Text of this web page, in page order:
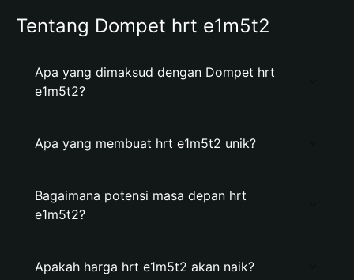
Tentang Dompet hrt e1m5t2
Apa yang dimaksud dengan Dompet hrt
e1m5t2?
Apa yang membuat hrt e1m5t2 unik?
Bagaimana potensi masa depan hrt
e1m5t2?
Apakah harga hrt e1m5t2 akan naik?